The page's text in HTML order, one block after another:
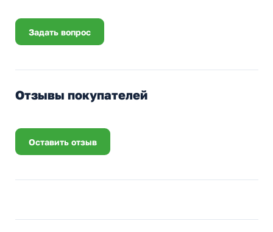
Задать вопрос
Отзывы покупателей
Оставить отзыв